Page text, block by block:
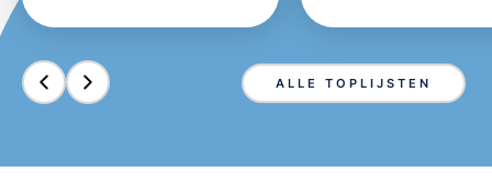
Video in week 31
2026
ALLE TOPLIJSTEN